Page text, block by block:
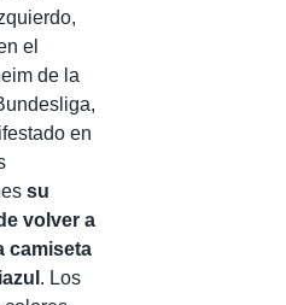
el
de la
en
su
volver a
camiseta
. Los